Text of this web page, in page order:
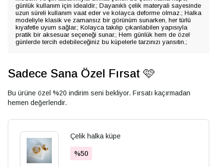
günlük kullanım için idealdir.; Dayanıklı çelik materyali sayesinde
uzun süreli kullanım vaat eder ve kolayca deforme olmaz.; Halka
modeliyle klasik ve zamansız bir görünüm sunarken, her türlü
kıyafetle uyum sağlar.; Kolayca takılıp çıkarılabilen yapısıyla
pratik bir aksesuar seçeneği sunar.; Hem günlük hem de özel
günlerde tercih edebileceğiniz bu küpelerle tarzınızı yansıtın.;
Sadece Sana Özel Fırsat 🩷
Bu ürüne özel %20 indirim seni bekliyor. Fırsatı kaçırmadan
hemen değerlendir.
Çelik halka küpe
%50